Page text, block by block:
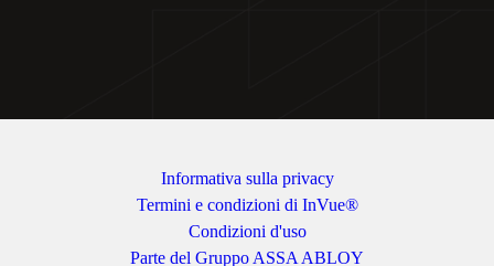
Informativa sulla privacy
Termini e condizioni di InVue®
Condizioni d'uso
Parte del Gruppo ASSA ABLOY